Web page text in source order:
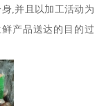
,并且以加工活动为
产品送达的目的过